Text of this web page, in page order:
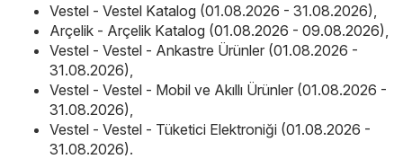
Vestel - Vestel Katalog (01.08.2026 - 31.08.2026)
Arçelik - Arçelik Katalog (01.08.2026 - 09.08.2026)
Vestel - Vestel - Ankastre Ürünler (01.08.2026 -
31.08.2026)
Vestel - Vestel - Mobil ve Akıllı Ürünler (01.08.2026 -
31.08.2026)
Vestel - Vestel - Tüketici Elektroniği (01.08.2026 -
31.08.2026).